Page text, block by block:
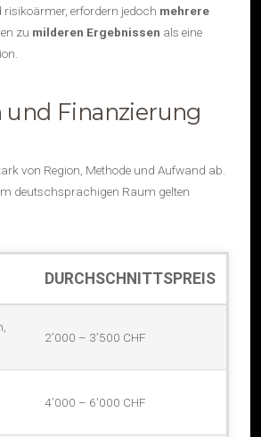
risikoärmer, erfordern jedoch mehrere
zu milderen Ergebnissen als eine
und Finanzierung
von Region, Methode und Aufwand ab.
deutschsprachigen Raum gelten
DURCHSCHNITTSPREIS
2’000 – 3’500 CHF
4’000 – 6’000 CHF